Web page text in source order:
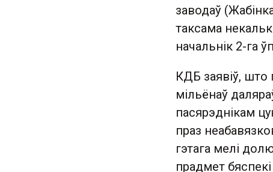
заводаў
таксама
начальнік 2-га
КДБ заявіў, што
мільёнаў
пасярэднікам
праз
гэтага мелі
прадмет